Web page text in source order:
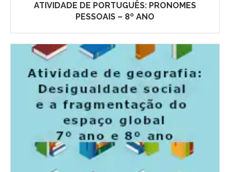
ATIVIDADE DE PORTUGUÊS: PRONOMES
PESSOAIS – 8º ANO